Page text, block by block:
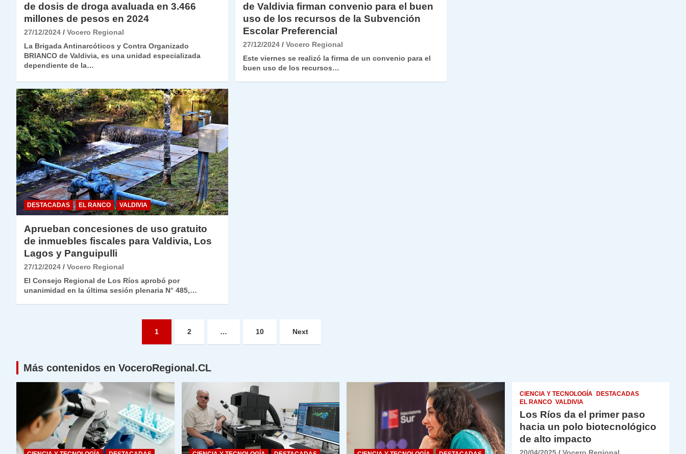
de dosis de droga avaluada en 3.466
millones de pesos en 2024
27/12/2024
Vocero Regional
La Brigada Antinarcóticos y Contra Organizado
BRIANCO de Valdivia, es una unidad especializada
dependiente de la…
de Valdivia firman convenio para el buen
uso de los recursos de la Subvención
Escolar Preferencial
27/12/2024
Vocero Regional
Este viernes se realizó la firma de un convenio para el
buen uso de los recursos…
DESTACADAS EL RANCO VALDIVIA
Aprueban concesiones de uso gratuito
de inmuebles fiscales para Valdivia, Los
Lagos y Panguipulli
27/12/2024
Vocero Regional
El Consejo Regional de Los Ríos aprobó por
unanimidad en la última sesión plenaria N° 485,…
entradas
1 2 … 10 Next
Más contenidos en VoceroRegional.CL
CIENCIA Y TECNOLOGÍA
DESTACADAS
EL RANCO VALDIVIA
Los Ríos da el primer paso
hacia un polo biotecnológico
de alto impacto